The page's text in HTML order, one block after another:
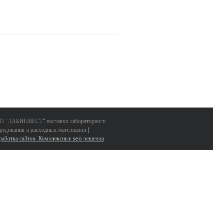
"ЛАБИНВЕСТ" поставки лабораторного
и расходных материалов |
сайтов. Комплексные seo решения